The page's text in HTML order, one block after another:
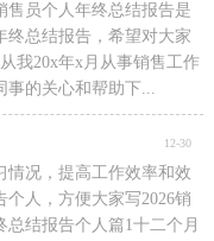
售员个人年终总结报告是
终总结报告，希望对大家
我20x年x月从事销售工作
事的关心和帮助下...
12-30
情况，提高工作效率和效
个人，方便大家写2026销
结报告个人篇1十二个月